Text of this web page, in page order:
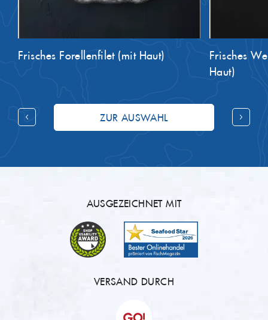
Frisches Forellenfilet (mit Haut)
Frisches
Haut)
ZUR AUSWAHL
AUSGEZEICHNET MIT
VERSAND DURCH